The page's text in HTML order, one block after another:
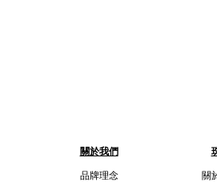
關於我們
品牌理念 關